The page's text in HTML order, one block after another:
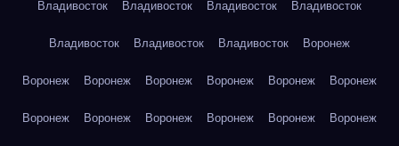
Владивосток Владивосток Владивосток Владивосток
Владивосток Владивосток Владивосток Воронеж
Воронеж Воронеж Воронеж Воронеж Воронеж Воронеж
Воронеж Воронеж Воронеж Воронеж Воронеж Воронеж